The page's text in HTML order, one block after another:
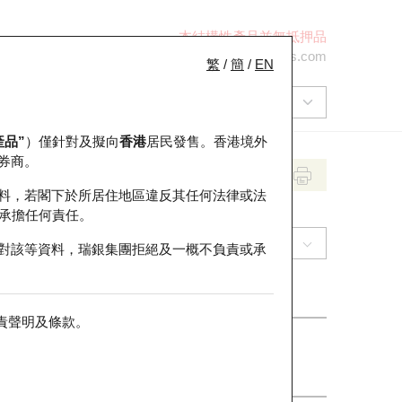
本結構性產品並無抵押品
ol-hkwarrants@ubs.com
繁 / 簡 / EN
品”）僅針對及擬向香港居民發售。香港境外
商。
，若閣下於所居住地區違反其任何法律或法
擔任何責任。
該等資料，瑞銀集團拒絕及一概不負責或承
聲明及條款。
(1164) 中廣核礦業